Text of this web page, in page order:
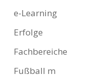
e-Learning
Erfolge
Fachbereiche
Fußball m